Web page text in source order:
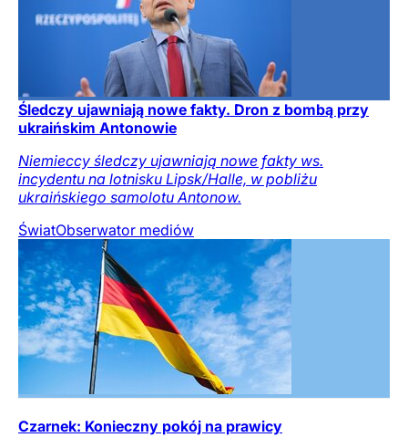
Śledczy ujawniają nowe fakty. Dron z bombą przy
ukraińskim Antonowie
Niemieccy śledczy ujawniają nowe fakty ws.
incydentu na lotnisku Lipsk/Halle, w pobliżu
ukraińskiego samolotu Antonow.
ŚwiatObserwator mediów
Czarnek: Konieczny pokój na prawicy